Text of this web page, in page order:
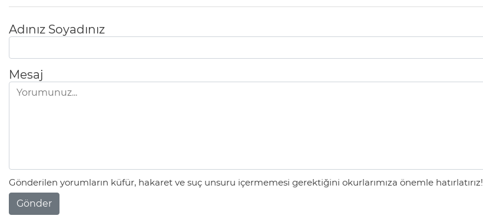
Adınız Soyadınız
Mesaj
Gönderilen yorumların küfür, hakaret ve suç unsuru içermemesi gerektiğini okurlarımıza önemle hatırlatırız!
Gönder